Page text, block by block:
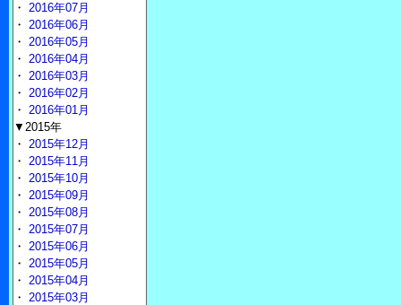
・ 2016年07月
・ 2016年06月
・ 2016年05月
・ 2016年04月
・ 2016年03月
・ 2016年02月
・ 2016年01月
▼2015年
・ 2015年12月
・ 2015年11月
・ 2015年10月
・ 2015年09月
・ 2015年08月
・ 2015年07月
・ 2015年06月
・ 2015年05月
・ 2015年04月
・ 2015年03月